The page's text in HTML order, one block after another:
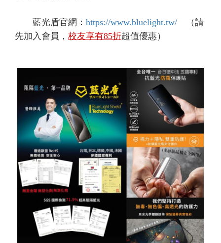
藍光盾官網： https://www.bluelight.tw/ （請
先加入會員， 校友享有85折超值優惠）